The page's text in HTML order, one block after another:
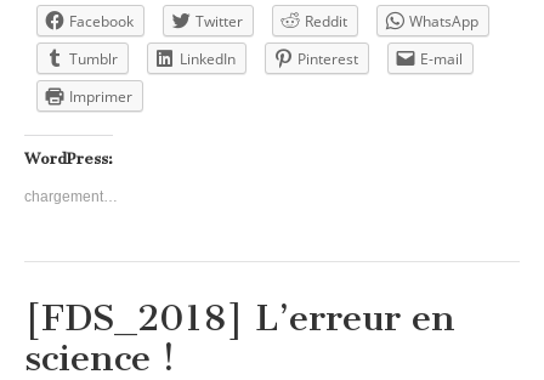
Facebook Twitter Reddit
WhatsApp
Tumblr
LinkedIn Pinterest
E-mail
Imprimer
WordPress:
chargement…
[FDS_2018] L’erreur en
science !